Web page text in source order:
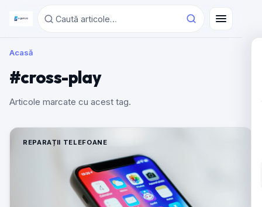
Acasă
#cross-play
Articole marcate cu acest tag.
REPARAȚII TELEFOANE